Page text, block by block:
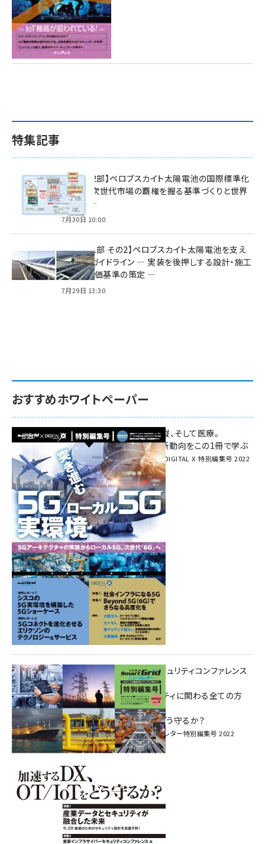
特集記事
特集【第2部】ペロブスカイト太陽電池の国際標準化
戦略 ― 次世代市場の覇権を握る基準づくりと世界
の動向 ―
7月30日 10:00
特集【第1部 その2】ペロブスカイト太陽電池を支え
る2つのガイドライン ― 実装を後押しする設計・施工
方針と評価基準の策定 ―
7月29日 13:30
おすすめホワイトペーパー
環境対策、建機の遠隔操縦、そして医療。
次世代通信規格「5G」最新動向をこの1冊で学ぶ
SmartGrid ニューズレター × DIGITAL X 特別編集号 2022
Summer
重要インフラサイバーセキュリティコンファレンス
特別電子版！
― 産業サイバーセキュリティに関わる全ての方
へ！ ―
加速するDX、OT/IoTをどう守るか？
インプレス SmartGridニューズレター特別編集号 2022
Vol.1